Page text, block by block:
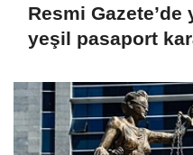
Resmi Gazete’de
yeşil pasaport